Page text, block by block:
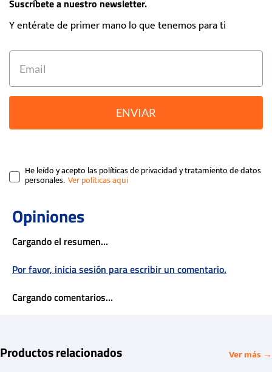
Suscríbete a nuestro newsletter.
Y entérate de primer mano lo que tenemos para ti
ENVIAR
He leído y acepto las políticas de privacidad y tratamiento de datos
personales.
Cargando el resumen…
Por favor, inicia sesión para escribir un comentario.
Cargando comentarios…
Productos relacionados Ver más →